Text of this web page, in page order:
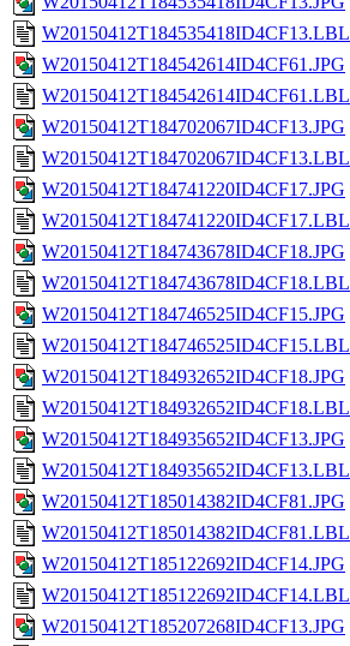
W20150412T184535418ID4CF13.LBL
W20150412T184542614ID4CF61.JPG
W20150412T184542614ID4CF61.LBL
W20150412T184702067ID4CF13.JPG
W20150412T184702067ID4CF13.LBL
W20150412T184741220ID4CF17.JPG
W20150412T184741220ID4CF17.LBL
W20150412T184743678ID4CF18.JPG
W20150412T184743678ID4CF18.LBL
W20150412T184746525ID4CF15.JPG
W20150412T184746525ID4CF15.LBL
W20150412T184932652ID4CF18.JPG
W20150412T184932652ID4CF18.LBL
W20150412T184935652ID4CF13.JPG
W20150412T184935652ID4CF13.LBL
W20150412T185014382ID4CF81.JPG
W20150412T185014382ID4CF81.LBL
W20150412T185122692ID4CF14.JPG
W20150412T185122692ID4CF14.LBL
W20150412T185207268ID4CF13.JPG